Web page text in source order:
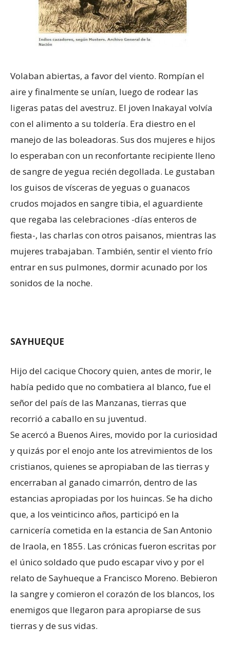
Volaban abiertas, a favor del viento. Rompían el
aire y finalmente se unían, luego de rodear las
ligeras patas del avestruz. El joven Inakayal volvía
con el alimento a su toldería. Era diestro en el
manejo de las boleadoras. Sus dos mujeres e hijos
lo esperaban con un reconfortante recipiente lleno
de sangre de yegua recién degollada. Le gustaban
los guisos de vísceras de yeguas o guanacos
crudos mojados en sangre tibia, el aguardiente
que regaba las celebraciones -días enteros de
fiesta-, las charlas con otros paisanos, mientras las
mujeres trabajaban. También, sentir el viento frío
entrar en sus pulmones, dormir acunado por los
sonidos de la noche.
SAYHUEQUE
Hijo del cacique Chocory quien, antes de morir, le
había pedido que no combatiera al blanco, fue el
señor del país de las Manzanas, tierras que
recorrió a caballo en su juventud.
Se acercó a Buenos Aires, movido por la curiosidad
y quizás por el enojo ante los atrevimientos de los
cristianos, quienes se apropiaban de las tierras y
encerraban al ganado cimarrón, dentro de las
estancias apropiadas por los huincas. Se ha dicho
que, a los veinticinco años, participó en la
carnicería cometida en la estancia de San Antonio
de Iraola, en 1855. Las crónicas fueron escritas por
el único soldado que pudo escapar vivo y por el
relato de Sayhueque a Francisco Moreno. Bebieron
la sangre y comieron el corazón de los blancos, los
enemigos que llegaron para apropiarse de sus
tierras y de sus vidas.